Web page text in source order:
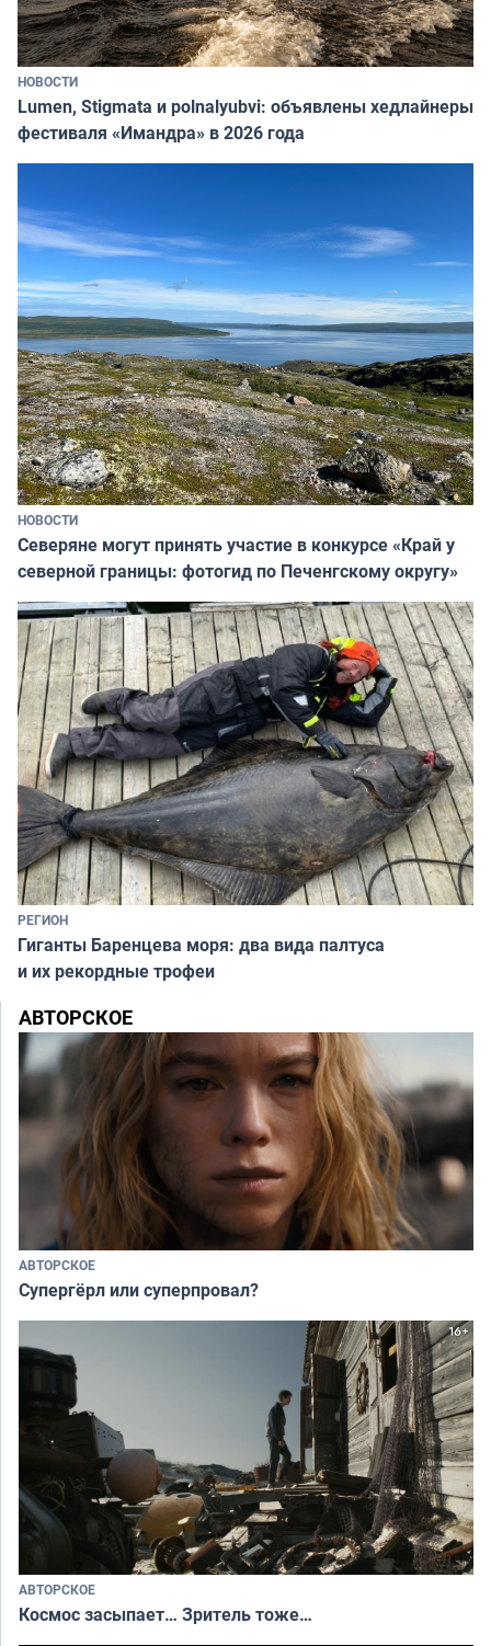
НОВОСТИ
Lumen, Stigmata и polnalyubvi: объявлены хедлайнеры
фестиваля «Имандра» в 2026 года
НОВОСТИ
Северяне могут принять участие в конкурсе «Край у
северной границы: фотогид по Печенгскому округу»
РЕГИОН
Гиганты Баренцева моря: два вида палтуса
и их рекордные трофеи
АВТОРСКОЕ
АВТОРСКОЕ
Супергёрл или суперпровал?
АВТОРСКОЕ
Космос засыпает… Зритель тоже…